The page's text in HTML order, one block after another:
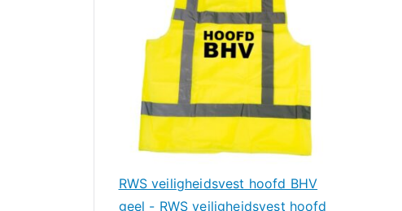
RWS veiligheidsvest hoofd BHV
geel - RWS veiligheidsvest hoofd